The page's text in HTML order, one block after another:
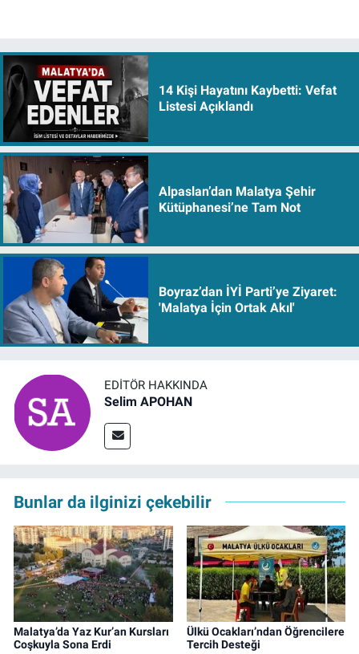
14 Kişi Hayatını Kaybetti: Vefat
Listesi Açıklandı
Alpaslan’dan Malatya Şehir
Kütüphanesi’ne Tam Not
Boyraz’dan İYİ Parti’ye Ziyaret:
'Malatya İçin Ortak Akıl'
EDITÖR HAKKINDA
Selim APOHAN
Bunlar da ilginizi çekebilir
Malatya’da Yaz Kur’an Kursları
Coşkuyla Sona Erdi
Ülkü Ocakları’ndan Öğrencilere
Tercih Desteği